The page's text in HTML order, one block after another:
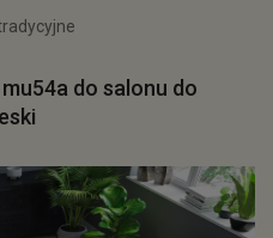
do salonu do